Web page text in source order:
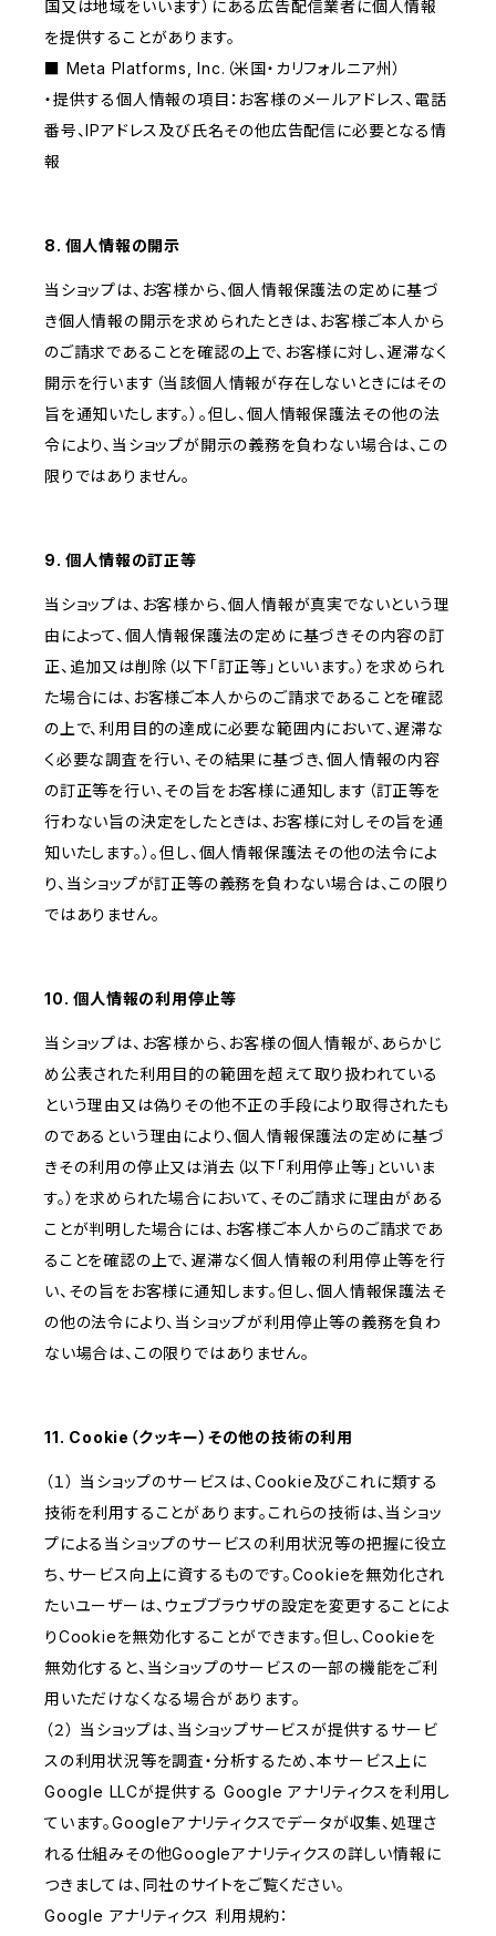
国又は地域をいいます）にある広告配信業者に個人情報
を提供することがあります。
■ Meta Platforms, Inc.（米国・カリフォルニア州）
・提供する個人情報の項目：お客様のメールアドレス、電話
番号、IPアドレス及び氏名その他広告配信に必要となる情
報
8. 個人情報の開示
当ショップは、お客様から、個人情報保護法の定めに基づ
き個人情報の開示を求められたときは、お客様ご本人から
のご請求であることを確認の上で、お客様に対し、遅滞なく
開示を行います（当該個人情報が存在しないときにはその
旨を通知いたします。）。但し、個人情報保護法その他の法
令により、当ショップが開示の義務を負わない場合は、この
限りではありません。
9. 個人情報の訂正等
当ショップは、お客様から、個人情報が真実でないという理
由によって、個人情報保護法の定めに基づきその内容の訂
正、追加又は削除（以下「訂正等」といいます。）を求められ
た場合には、お客様ご本人からのご請求であることを確認
の上で、利用目的の達成に必要な範囲内において、遅滞な
く必要な調査を行い、その結果に基づき、個人情報の内容
の訂正等を行い、その旨をお客様に通知します（訂正等を
行わない旨の決定をしたときは、お客様に対しその旨を通
知いたします。）。但し、個人情報保護法その他の法令によ
り、当ショップが訂正等の義務を負わない場合は、この限り
ではありません。
10. 個人情報の利用停止等
当ショップは、お客様から、お客様の個人情報が、あらかじ
め公表された利用目的の範囲を超えて取り扱われている
という理由又は偽りその他不正の手段により取得されたも
のであるという理由により、個人情報保護法の定めに基づ
きその利用の停止又は消去（以下「利用停止等」といいま
す。）を求められた場合において、そのご請求に理由がある
ことが判明した場合には、お客様ご本人からのご請求であ
ることを確認の上で、遅滞なく個人情報の利用停止等を行
い、その旨をお客様に通知します。但し、個人情報保護法そ
の他の法令により、当ショップが利用停止等の義務を負わ
ない場合は、この限りではありません。
11. Cookie（クッキー）その他の技術の利用
（１） 当ショップのサービスは、Cookie及びこれに類する
技術を利用することがあります。これらの技術は、当ショッ
プによる当ショップのサービスの利用状況等の把握に役立
ち、サービス向上に資するものです。Cookieを無効化され
たいユーザーは、ウェブブラウザの設定を変更することによ
りCookieを無効化することができます。但し、Cookieを
無効化すると、当ショップのサービスの一部の機能をご利
用いただけなくなる場合があります。
（２） 当ショップは、当ショップサービスが提供するサービ
スの利用状況等を調査・分析するため、本サービス上に
Google LLCが提供する Google アナリティクスを利用し
ています。Googleアナリティクスでデータが収集、処理さ
れる仕組みその他Googleアナリティクスの詳しい情報に
つきましては、同社のサイトをご覧ください。
Google アナリティクス 利用規約：